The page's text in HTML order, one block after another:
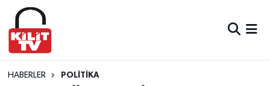
HABERLER POLITIKA
Hava Durumu
Trafik Durumu